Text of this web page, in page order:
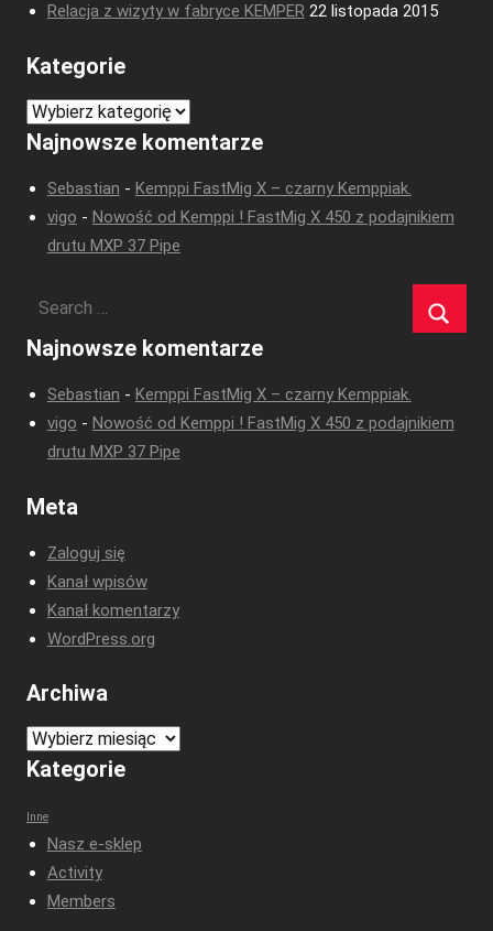
Relacja z wizyty w fabryce KEMPER 22 listopada 2015
Kategorie
Kategorie
Najnowsze komentarze
Sebastian - Kemppi FastMig X – czarny Kemppiak.
vigo - Nowość od Kemppi ! FastMig X 450 z podajnikiem
drutu MXP 37 Pipe
Najnowsze komentarze
Sebastian - Kemppi FastMig X – czarny Kemppiak.
vigo - Nowość od Kemppi ! FastMig X 450 z podajnikiem
drutu MXP 37 Pipe
Meta
Zaloguj się
Kanał wpisów
Kanał komentarzy
WordPress.org
Archiwa
Archiwa
Kategorie
Inne
Nasz e-sklep
Activity
Members